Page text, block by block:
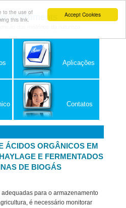
Accept Cookies
to the use of
this link.
Instruments
Aplicações
Contatos
ÁCIDOS ORGÂNICOS EM
E FERMENTADOS
DE BIOGÁS
para o armazenamento
é necessário monitorar